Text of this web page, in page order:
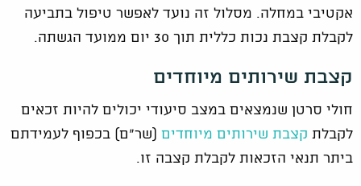
אקטיבי במחלה. מסלול זה נועד לאפשר טיפול בתביעה
לקבלת קצבת נכות כללית תוך 30 יום ממועד הגשתה.
קצבת שירותים מיוחדים
חולי סרטן שנמצאים במצב סיעודי יכולים להיות זכאים
לקבלת קצבת שירותים מיוחדים (שר"ם) בכפוף לעמידתם
ביתר תנאי הזכאות לקבלת קצבה זו.